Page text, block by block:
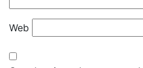
Web